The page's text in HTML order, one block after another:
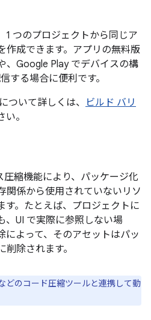
1 つのプロジェクトから同じア
作成できます。アプリの無料版
、Google Play でデバイスの構
する場合に便利です。
ついて詳しくは、
ビルド バリ
。
縮機能により、パッケージ化
関係から使用されていないリソ
す。たとえば、プロジェクトに
、UI で実際に参照しない場
によって、そのアセットはパッ
除されます。
どのコード圧縮ツールと連携して動